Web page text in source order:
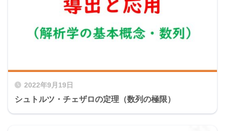
2022年9月19日
シュトルツ・チェザロの定理（数列の極限）